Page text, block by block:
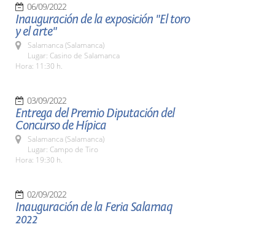
06/09/2022
Inauguración de la exposición "El toro
y el arte"
Salamanca (Salamanca)
Lugar: Casino de Salamanca
Hora: 11:30 h.
03/09/2022
Entrega del Premio Diputación del
Concurso de Hípica
Salamanca (Salamanca)
Lugar: Campo de Tiro
Hora: 19:30 h.
02/09/2022
Inauguración de la Feria Salamaq
2022